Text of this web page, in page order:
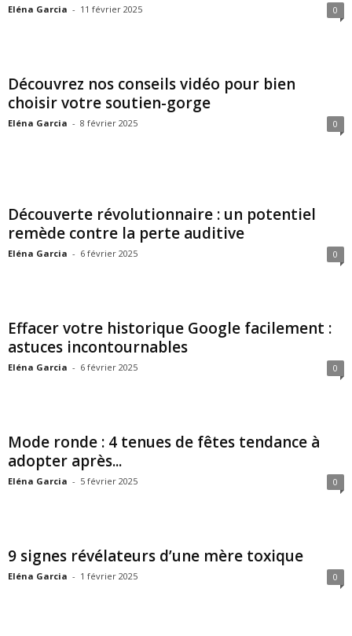
Eléna Garcia - 11 février 2025 0
Découvrez nos conseils vidéo pour bien
choisir votre soutien-gorge
Eléna Garcia - 8 février 2025 0
Découverte révolutionnaire : un potentiel
remède contre la perte auditive
Eléna Garcia - 6 février 2025 0
Effacer votre historique Google facilement :
astuces incontournables
Eléna Garcia - 6 février 2025 0
Mode ronde : 4 tenues de fêtes tendance à
adopter après...
Eléna Garcia - 5 février 2025 0
9 signes révélateurs d’une mère toxique
Eléna Garcia - 1 février 2025 0